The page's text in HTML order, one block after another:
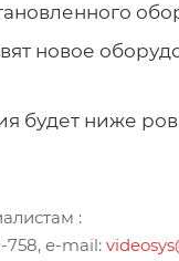
новое
будет ниже
:
758, e-mail: